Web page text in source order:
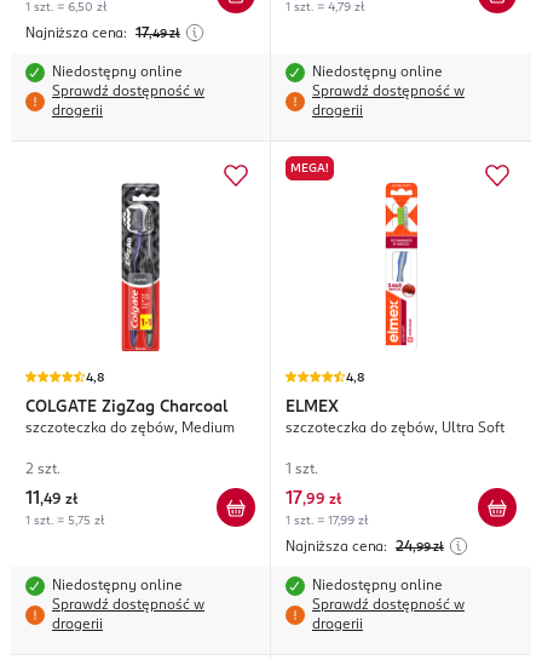
1 szt. = 6,50 zł
Najniższa cena: 17,49 zł
Niedostępny online
Sprawdź dostępność w
drogerii
1 szt. = 4,79 zł
Niedostępny online
Sprawdź dostępność w
drogerii
4,8
COLGATE ZigZag Charcoal
szczoteczka do zębów, Medium
2 szt.
11 ,49 zł
1 szt. = 5,75 zł
Niedostępny online
Sprawdź dostępność w
drogerii
MEGA!
4,8
ELMEX
szczoteczka do zębów, Ultra Soft
1 szt.
17,99 zł
1 szt. = 17,99 zł
Najniższa cena: 24,99 zł
Niedostępny online
Sprawdź dostępność w
drogerii